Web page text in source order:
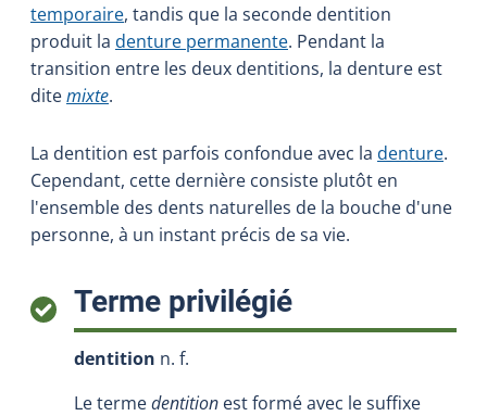
temporaire, tandis que la seconde dentition
produit la denture permanente. Pendant la
transition entre les deux dentitions, la denture est
ditemixte.
La dentition est parfois confondue avec la denture.
Cependant, cette dernière consiste plutôt en
l'ensemble des dents naturelles de la bouche d'une
personne, à un instant précis de sa vie.
Terme privilégié:
dentition n. f.
Le termedentition est formé avec le suffixe